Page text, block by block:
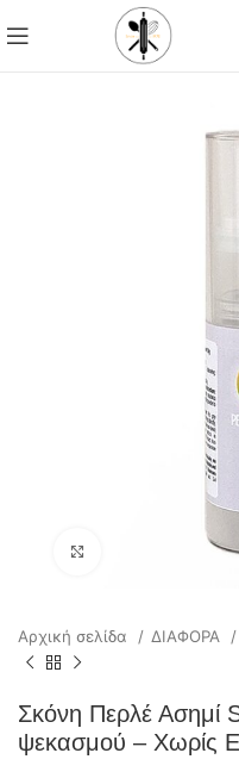
Click to enlarge
Αρχική σελίδα ΔΙΑΦΟΡΑ
Σκόνη Περλέ Ασημί
ψεκασμού – Χωρίς